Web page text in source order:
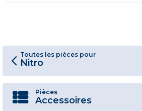
Toutes les pièces pour
Nitro
Pièces
Accessoires